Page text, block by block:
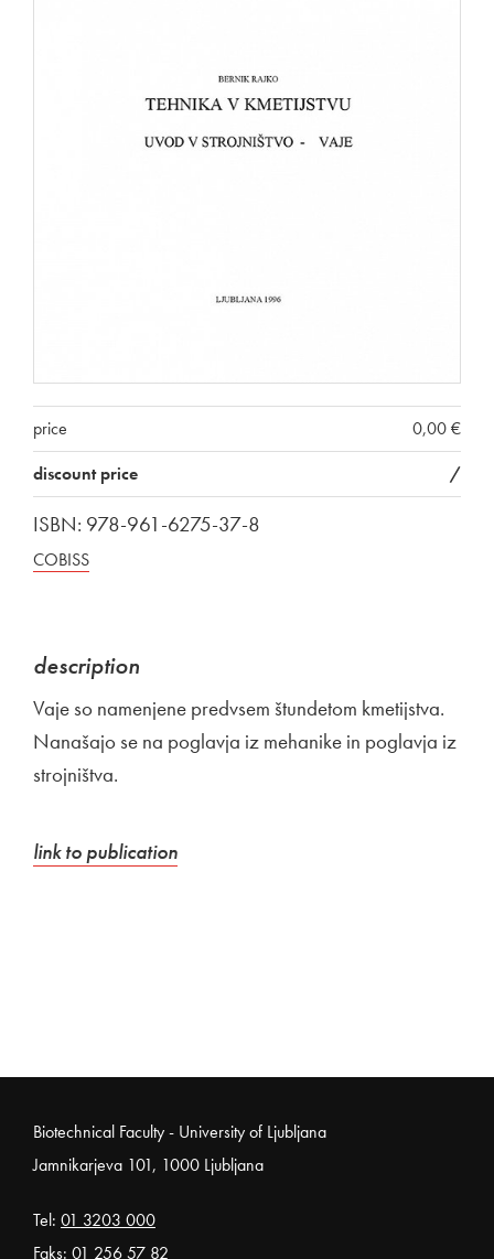
price
0,00 €
discount price
/
ISBN: 978-961-6275-37-8
COBISS
description
Vaje so namenjene predvsem štundetom kmetijstva.
Nanašajo se na poglavja iz mehanike in poglavja iz
strojništva.
External link to
link to publication
Noga strani
Biotechnical Faculty - University of Ljubljana
Jamnikarjeva 101, 1000 Ljubljana
Tel: 01 3203 000
Faks: 01 256 57 82